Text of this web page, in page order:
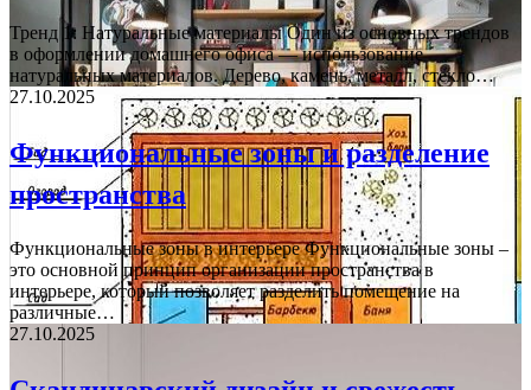
Тренд 1: Натуральные материалы Один из основных трендов
в оформлении домашнего офиса — использование
натуральных материалов. Дерево, камень, металл, стекло…
27.10.2025
Функциональные зоны и разделение
пространства
Функциональные зоны в интерьере Функциональные зоны –
это основной принцип организации пространства в
интерьере, который позволяет разделить помещение на
различные…
27.10.2025